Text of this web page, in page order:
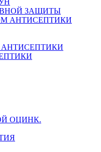
ЗАЩИТЫ
АНТИСЕПТИКИ
ОЦИНК.